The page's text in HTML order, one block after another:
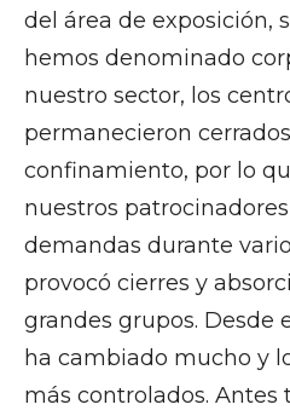
del área de exposición,
hemos denominado
nuestro sector, los
permanecieron
confinamiento, por lo
nuestros
demandas durante
provocó cierres y
grandes grupos. Desde
ha cambiado mucho y
más controlados. Antes